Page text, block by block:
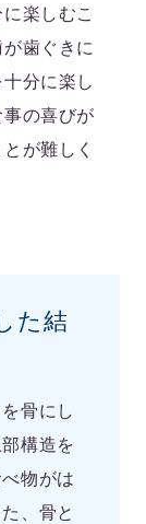
楽しむこ
歯ぐきに
分に楽し
の喜びが
が難しく
た結
骨にし
構造を
物がは
、骨と